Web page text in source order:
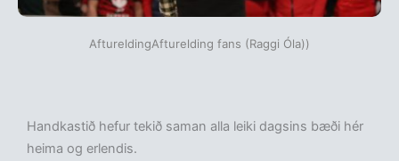
AftureldingAfturelding fans (Raggi Óla))
Handkastið hefur tekið saman alla leiki dagsins bæði hér
heima og erlendis.